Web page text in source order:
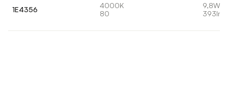
1E4356
4000K
80
9,8W
393lm